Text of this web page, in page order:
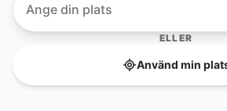
ELLER
Använd min